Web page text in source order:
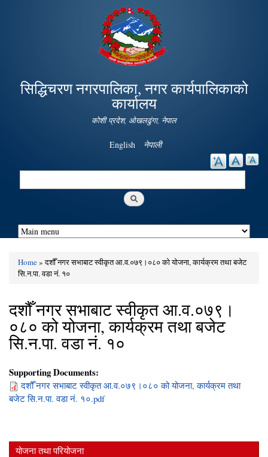
Skip to
main
content
सिद्धिचरण नगरपालिका, नगर कार्यपालिकाको
कार्यालय
कोशी प्रदेश, ओखलढुंगा, नेपाल
English नेपाली
Search
You are here
Home» दशौँ नगर सभाबाट स्वीकृत आ.व.०७९।०८० को योजना, कार्यक्रम तथा बजेट
सि.न.पा. वडा नं. १०
दशौँ नगर सभाबाट स्वीकृत आ.व.०७९।
०८० को योजना, कार्यक्रम तथा बजेट
सि.न.पा. वडा नं. १०
Supporting Documents:
दशौँ नगर सभाबाट स्वीकृत आ.व.०७९।०८० को योजना, कार्यक्रम तथा
बजेट सि.न.पा. वडा नं. १०.pdf
योजना तथा परियोजना